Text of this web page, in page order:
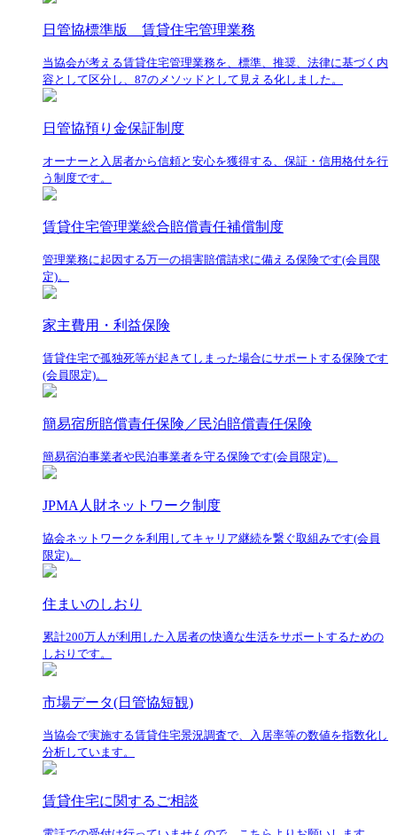
日管協標準版 賃貸住宅管理業務
当協会が考える賃貸住宅管理業務を、標準、推奨、法律に基づく内
容として区分し、87のメソッドとして見える化しました。
日管協預り金保証制度
オーナーと入居者から信頼と安心を獲得する、保証・信用格付を行
う制度です。
賃貸住宅管理業総合賠償責任補償制度
管理業務に起因する万一の損害賠償請求に備える保険です(会員限
定)。
家主費用・利益保険
賃貸住宅で孤独死等が起きてしまった場合にサポートする保険です
(会員限定)。
簡易宿所賠償責任保険／民泊賠償責任保険
簡易宿泊事業者や民泊事業者を守る保険です(会員限定)。
JPMA人財ネットワーク制度
協会ネットワークを利用してキャリア継続を繋ぐ取組みです(会員
限定)。
住まいのしおり
累計200万人が利用した入居者の快適な生活をサポートするための
しおりです。
市場データ(日管協短観)
当協会で実施する賃貸住宅景況調査で、入居率等の数値を指数化し
分析しています。
賃貸住宅に関するご相談